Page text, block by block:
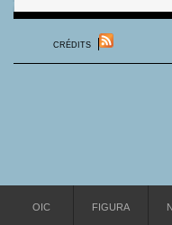
CRÉDITS
OIC FIGURA